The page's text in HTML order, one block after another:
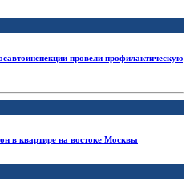
провели профилактическую
в квартире на востоке Москвы